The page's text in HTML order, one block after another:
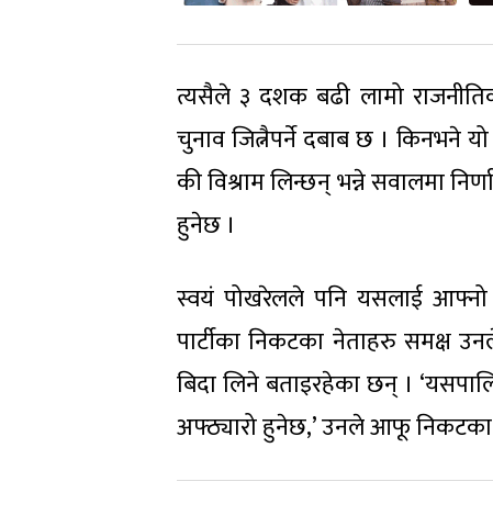
त्यसैले ३ दशक बढी लामो
चुनाव जित्नैपर्ने दबाब छ । किनभने
की विश्राम लिन्छन् भन्ने सवालमा
हुनेछ ।
स्वयं पोखरेलले पनि यसलाई आफ्नो
पार्टीका निकटका नेताहरु समक्ष
बिदा लिने बताइरहेका छन् ।
अफ्ठ्यारो हुनेछ,’ उनले आफू निकटका